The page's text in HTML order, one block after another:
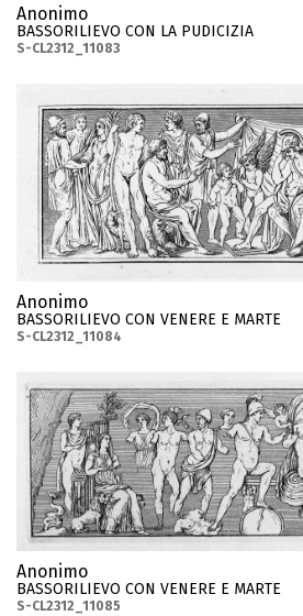
Anonimo
BASSORILIEVO CON LA PUDICIZIA
S-CL2312_11083
Anonimo
BASSORILIEVO CON VENERE E MARTE
S-CL2312_11084
Anonimo
BASSORILIEVO CON VENERE E MARTE
S-CL2312_11085